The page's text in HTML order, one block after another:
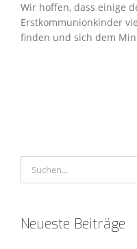
Wir hoffen, dass einige
Erstkommunionkinder
finden und sich dem
Neueste Beiträge